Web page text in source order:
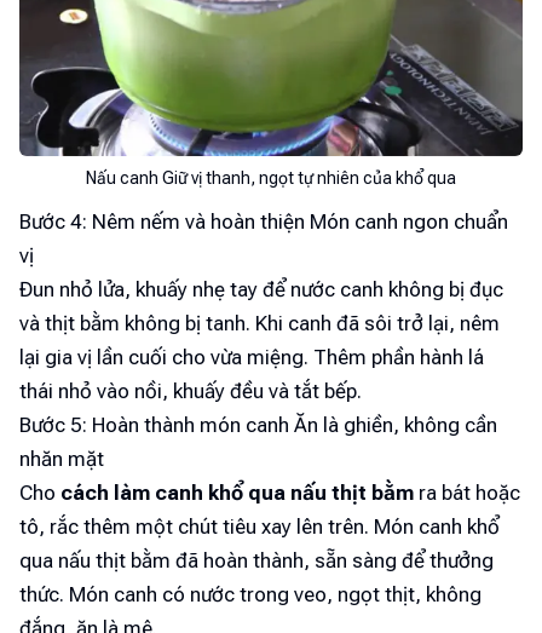
Nấu canh Giữ vị thanh, ngọt tự nhiên của khổ qua
Bước 4: Nêm nếm và hoàn thiện Món canh ngon chuẩn
vị
Đun nhỏ lửa, khuấy nhẹ tay để nước canh không bị đục
và thịt bằm không bị tanh. Khi canh đã sôi trở lại, nêm
lại gia vị lần cuối cho vừa miệng. Thêm phần hành lá
thái nhỏ vào nồi, khuấy đều và tắt bếp.
Bước 5: Hoàn thành món canh Ăn là ghiền, không cần
nhăn mặt
Cho cách làm canh khổ qua nấu thịt bằm ra bát hoặc
tô, rắc thêm một chút tiêu xay lên trên. Món canh khổ
qua nấu thịt bằm đã hoàn thành, sẵn sàng để thưởng
thức. Món canh có nước trong veo, ngọt thịt, không